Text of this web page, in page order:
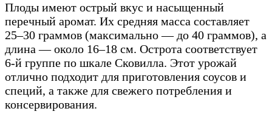
Плоды имеют острый вкус и насыщенный
перечный аромат. Их средняя масса составляет
25–30 граммов (максимально — до 40 граммов), а
длина — около 16–18 см. Острота соответствует
6-й группе по шкале Сковилла. Этот урожай
отлично подходит для приготовления соусов и
специй, а также для свежего потребления и
консервирования.